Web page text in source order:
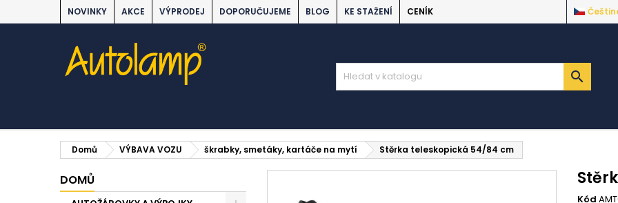
NOVINKY AKCE VÝPRODEJ DOPORUČUJEME BLOG KE STAŽENÍ CENÍK

Domů VÝBAVA VOZU škrabky, smetáky, kartáče na mytí Stěrka teleskopická 54/84 cm
DOMŮ
Kód